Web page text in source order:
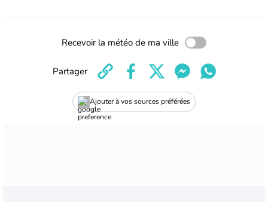
Recevoir la météo de ma ville
Ajouter à vos sources préférées
Partager